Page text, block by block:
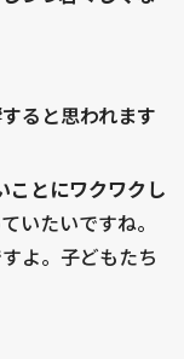
ると思われます
ことにワクワクし
いたいですね。
よ。子どもたち